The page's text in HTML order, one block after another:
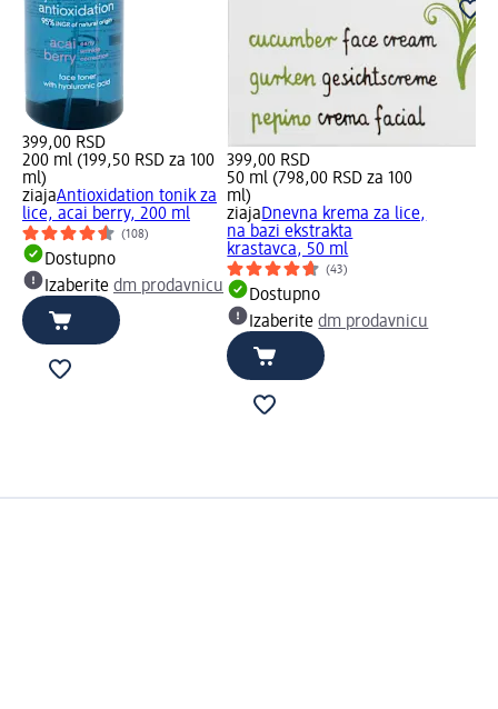
399,00 RSD
200 ml (199,50 RSD za 100
ml)
ziajaAntioxidation tonik za
lice, acai berry, 200 ml
(108)
Dostupno
Izaberite dm prodavnicu
399,00 RSD
50 ml (798,00 RSD za 100
ml)
ziajaDnevna krema za lice,
na bazi ekstrakta
krastavca, 50 ml
(43)
Dostupno
Izaberitedm prodavnicu